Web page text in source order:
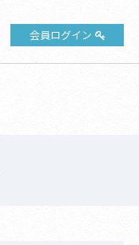
会員ログイン